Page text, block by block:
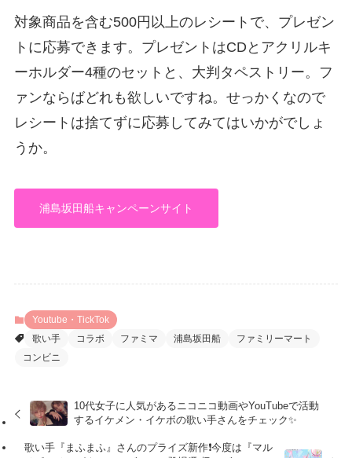
対象商品を含む500円以上のレシートで、プレゼン
トに応募できます。プレゼントはCDとアクリルキ
ーホルダー4種のセットと、大判タペストリー。フ
ァンならばどれも欲しいですね。せっかくなので
レシートは捨てずに応募してみてはいかがでしょ
うか。
浦島坂田船キャンペーンサイト
Youtube・TickTok
歌い手
コラボ ファミマ 浦島坂田船
ファミリーマート
コンビニ
10代女子に人気があるニコニコ動画やYouTubeで活動
するイケメン・イケボの歌い手さんをチェック✨
歌い手『まふまふ』さんのプライズ新作❗️今度は『マル